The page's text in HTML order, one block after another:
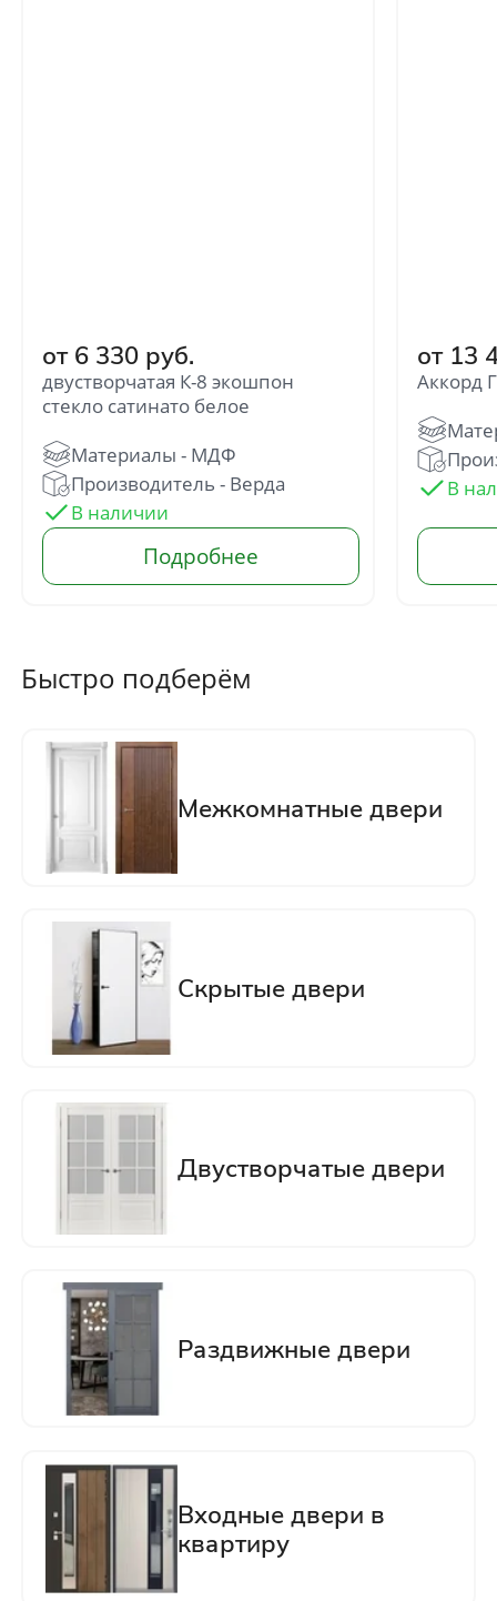
от 6 330 руб.
двустворчатая К-8 экошпон
стекло сатинато белое
Производитель - Верда
от 13
Аккорд
Быстро подберём
Отправить
Нажимая кнопку «Отправить», Вы
соглашаетесь с политикой обработки
персональных данных